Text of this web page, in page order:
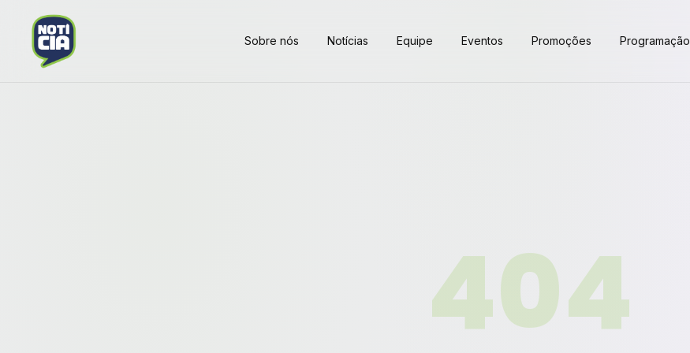
Sobre nós Notícias Equipe Eventos Promoções Programação
404